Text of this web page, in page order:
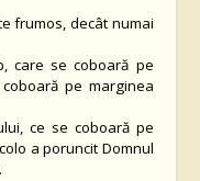
frumos, decât numai
care se coboară pe
pe marginea
ce se coboară pe
a poruncit Domnul